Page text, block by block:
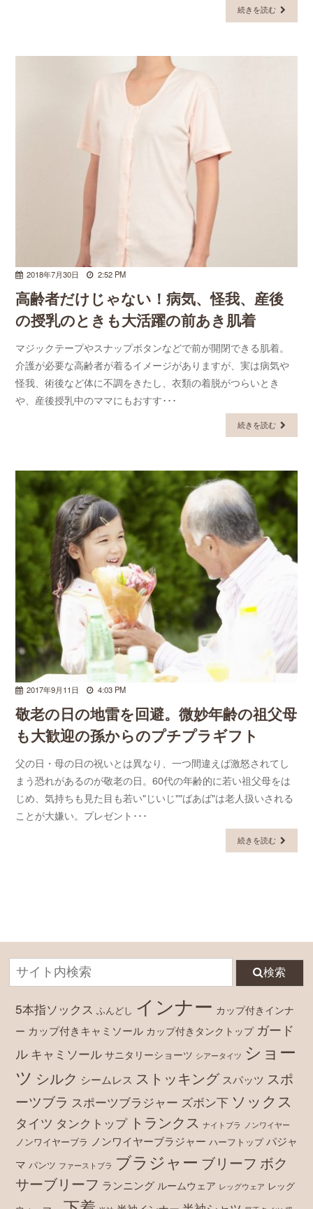
続きを読む
2018年7月30日 2:52 PM
高齢者だけじゃない！病気、怪我、産後
の授乳のときも大活躍の前あき肌着
マジックテープやスナップボタンなどで前が開閉できる肌着。
介護が必要な高齢者が着るイメージがありますが、実は病気や
怪我、術後など体に不調をきたし、衣類の着脱がつらいとき
や、産後授乳中のママにもおすす･･･
続きを読む
2017年9月11日 4:03 PM
敬老の日の地雷を回避。微妙年齢の祖父母
も大歓迎の孫からのプチプラギフト
父の日・母の日の祝いとは異なり、一つ間違えば激怒されてし
まう恐れがあるのが敬老の日。60代の年齢的に若い祖父母をは
じめ、気持ちも見た目も若い"じいじ""ばあば"は老人扱いされる
ことが大嫌い。プレゼント･･･
続きを読む
検索
5本指ソックス ふんどし インナー カップ付きインナ
ー カップ付きキャミソール カップ付きタンクトップ ガード
ル キャミソール サニタリーショーツ シアータイツ ショー
ツ シルク シームレス ストッキング スパッツ スポ
ーツブラ スポーツブラジャー ズボン下 ソックス
タイツ タンクトップ トランクス ナイトブラ ノンワイヤー
ノンワイヤーブラ ノンワイヤーブラジャー ハーフトップ パジャ
マ パンツ ファーストブラ ブラジャー ブリーフ ボク
サーブリーフ ランニング ルームウェア レッグウェア レッグ